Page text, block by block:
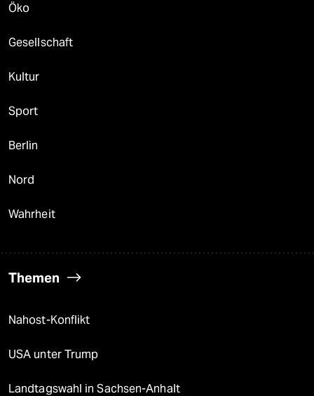
Öko
Gesellschaft
Kultur
Sport
Berlin
Nord
Wahrheit
Themen
Nahost-Konflikt
USA unter Trump
Landtagswahl in Sachsen-Anhalt